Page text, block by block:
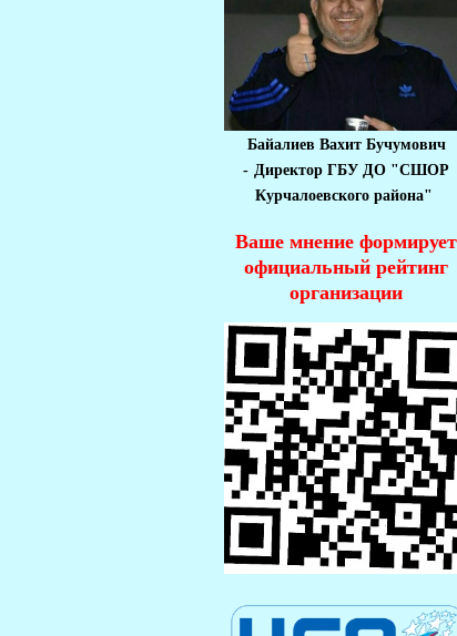
Байалиев Вахит Бучумович
- Директор ГБУ ДО "СШОР
Курчалоевского района"
Ваше мнение формирует
официальный рейтинг
организации